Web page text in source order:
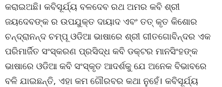
କରାଇଅଛି। କବିସୂର୍ଯ୍ୟ ବଳଦେବ ରଥ ଅମର କବି ଶ୍ରୀ
ଜୟଦେବଙ୍କ ର ଉପଯୁକ୍ତ ଦାୟାଦ ଏବଂ ତତ୍ କୃତ କିଶୋର
ଚନ୍ଦ୍ରାନନ୍ଦ ଚମ୍ପୂ ଓଡିଆ ଭାଷାରେ ଶ୍ରୀ ଗୀତଗୋବିନ୍ଦର ଏକ
ପରିମାର୍ଜିତ ସଂସ୍କରଣ ପ୍ରସିଦ୍ଧ କବି ଡକ୍ଟର ମାନସିଂହଙ୍କ
ଭାଷାରେ ଓଡିଆ କବି ସଂସ୍କୃତ ଆଦର୍ଶକୁ ଯେ ଅନେକ ବିଭାବରେ
ବଳି ଯାଇଛନ୍ତି, ଏହା କମ ଗୌରବର କଥା ନୁହେଁ। କବିସୂର୍ଯ୍ୟ